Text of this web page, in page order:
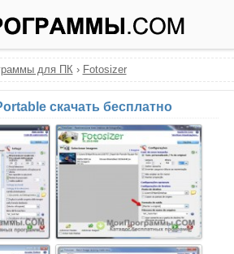
для ПК› Fotosizer
скачать бесплатно